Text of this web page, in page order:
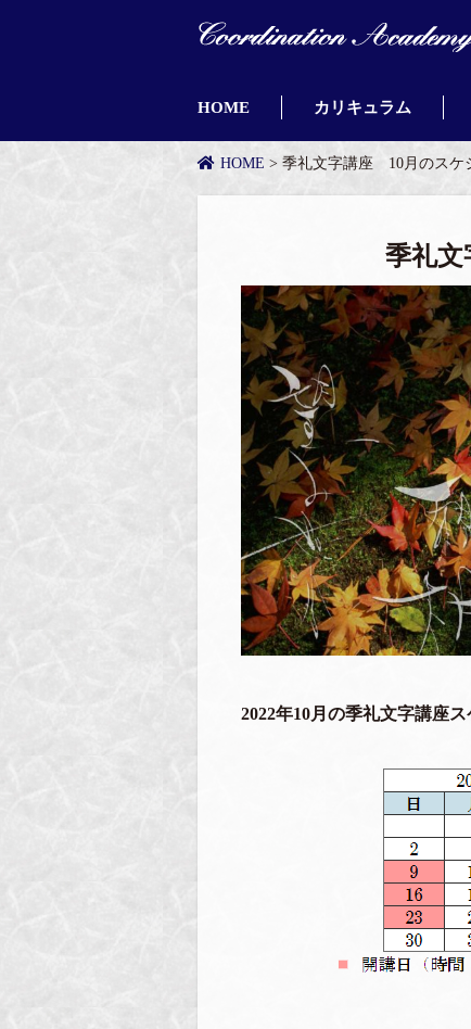
HOME カリキュラム
HOME > 季礼文字講座 10月のスケ
季礼
2022年10月の季礼文字講座